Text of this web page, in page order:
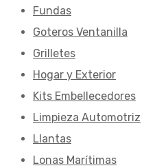
Fundas
Goteros Ventanilla
Grilletes
Hogar y Exterior
Kits Embellecedores
Limpieza Automotriz
Llantas
Lonas Marítimas